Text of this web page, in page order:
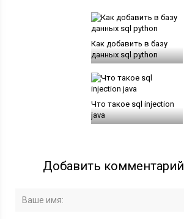
Как добавить в базу
данных sql python
Что такое sql injection
java
Добавить комментарий